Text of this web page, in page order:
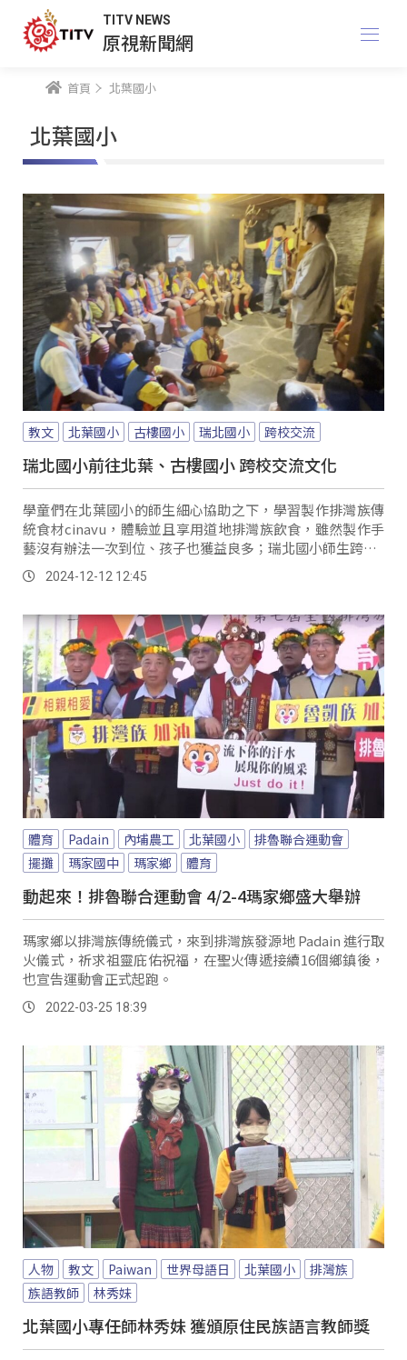
TITV NEWS
原視新聞網
首頁 北葉國小
北葉國小
教文 北葉國小 古樓國小 瑞北國小 跨校交流
瑞北國小前往北葉、古樓國小 跨校交流文化
學童們在北葉國小的師生細心協助之下，學習製作排灣族傳
統食材cinavu，體驗並且享用道地排灣族飲食，雖然製作手
藝沒有辦法一次到位、孩子也獲益良多；瑞北國小師生跨越2
百多公里的距離，前往屏東來義及瑪家進行校際交流，感受
排灣族的文化之美。
2024-12-12 12:45
體育 Padain 內埔農工 北葉國小
排魯聯合運動會
擺攤
瑪家國中 瑪家鄉 體育
動起來！排魯聯合運動會 4/2-4瑪家鄉盛大舉辦
瑪家鄉以排灣族傳統儀式，來到排灣族發源地 Padain 進行取
火儀式，祈求祖靈庇佑祝福，在聖火傳遞接續16個鄉鎮後，
也宣告運動會正式起跑。
2022-03-25 18:39
人物 教文 Paiwan 世界母語日 北葉國小
排灣族
族語教師
林秀妹
北葉國小專任師林秀妹 獲頒原住民族語言教師獎